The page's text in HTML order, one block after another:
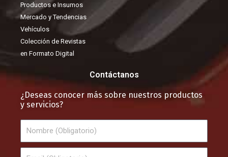
Productos e Insumos
Mercado y Tendencias
Vehículos
Colección de Revistas
en Formato Digital
Contáctanos
¿Deseas conocer más sobre nuestros productos
y servicios?